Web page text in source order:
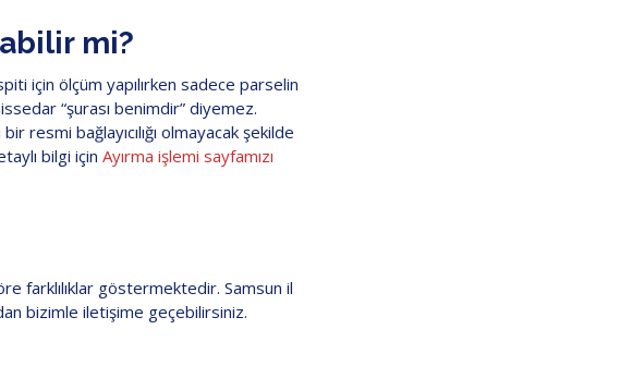
mi?
için ölçüm yapılırken sadece parselin
“şurası benimdir” diyemez.
resmi bağlayıcılığı olmayacak şekilde
bilgi için Ayırma işlemi sayfamızı
farklılıklar göstermektedir. Samsun il
bizimle iletişime geçebilirsiniz.